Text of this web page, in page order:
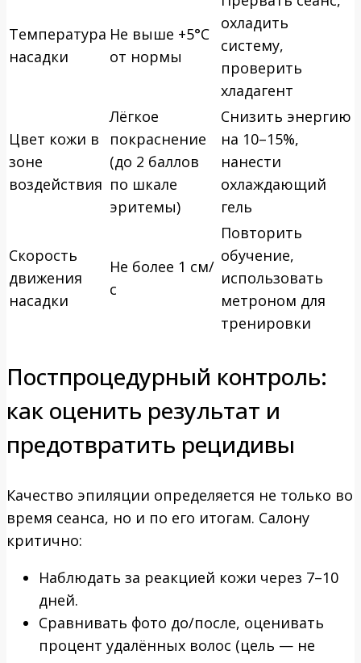
Температура
насадки
Не выше +5°C
от нормы
охладить
систему,
проверить
хладагент
Цвет кожи в
зоне
воздействия
Лёгкое
покраснение
(до 2 баллов
по шкале
эритемы)
Снизить энергию
на 10–15%,
нанести
охлаждающий
гель
Скорость
движения
насадки
Не более 1 см/
с
Повторить
обучение,
использовать
метроном для
тренировки
Постпроцедурный контроль:
как оценить результат и
предотвратить рецидивы
Качество эпиляции определяется не только во
время сеанса, но и по его итогам. Салону
критично:
Наблюдать за реакцией кожи через 7–10
дней.
Сравнивать фото до/после, оценивать
процент удалённых волос (цель — не